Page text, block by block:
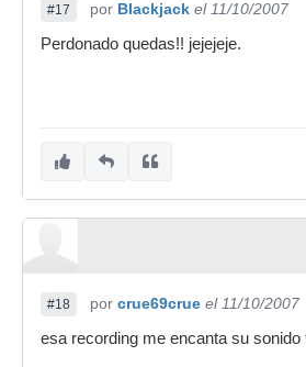
#17 por Blackjack el 11/10/2007
Perdonado quedas!! jejejeje.
#18 por crue69crue el 11/10/2007
esa recording me encanta su sonido